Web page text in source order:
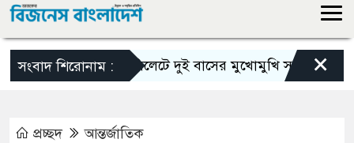
সংবাদ শিরোনাম :সিলেটে দুই বাসের মুখোমুখি সংঘর্ষে নিহত×
প্রচ্ছদ আন্তর্জাতিক